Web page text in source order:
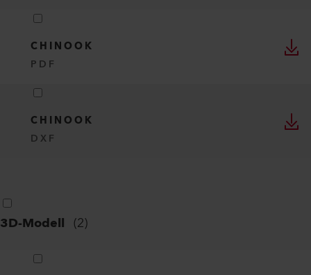
CHINOOK
PDF
CHINOOK
DXF
3D-Modell (2)